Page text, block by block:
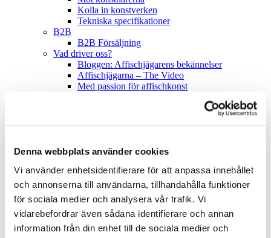
Denna webbplats använder cookies
Vi använder enhetsidentifierare för att anpassa innehållet
och annonserna till användarna, tillhandahålla funktioner
för sociala medier och analysera vår trafik. Vi
vidarebefordrar även sådana identifierare och annan
information från din enhet till de sociala medier och
Kolla in konstverken
Tekniska specifikationer
B2B
B2B Försäljning
Vad driver oss?
Bloggen: Affischjägarens bekännelser
Affischjägarna – The Video
Med passion för affischkonst
fi
sv
Hem/Produkter/Affischer - Nutida, 50x70/Modern Helsinki by
Henna Gaus